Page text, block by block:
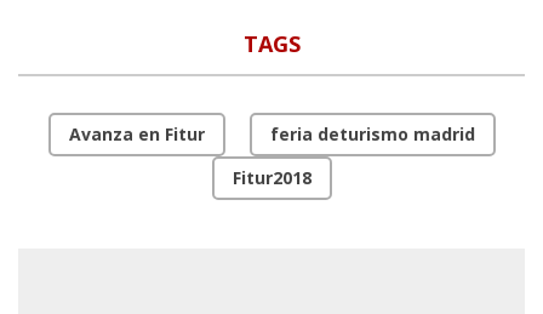
TAGS
Avanza en Fitur
feria deturismo madrid
Fitur2018